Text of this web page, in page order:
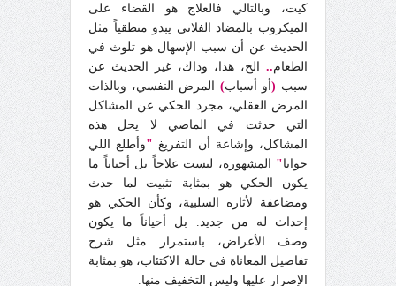
كيت، وبالتالي فالعلاج هو القضاء على
الميكروب بالمضاد الفلاني يبدو منطقياً مثل
الحديث عن أن سبب الإسهال هو تلوث في
الطعام.. الخ، هذا، وذاك، غير الحديث عن
سبب (أو أسباب) المرض النفسي، وبالذات
المرض العقلي، مجرد الحكي عن المشاكل
التي حدثت في الماضي لا يحل هذه
المشاكل، وإشاعة أن التفريغ "وأطلع اللي
جوايا" المشهورة، ليست علاجاً بل أحياناً ما
يكون الحكي هو بمثابة تثبيت لما حدث
ومضاعفة لأثاره السلبية، وكأن الحكي هو
إحداث له من جديد. بل أحياناً ما يكون
وصف الأعراض، باستمرار مثل شرح
تفاصيل المعاناة في حالة الاكتئاب، هو بمثابة
الإصرار عليها وليس التخفيف منها.